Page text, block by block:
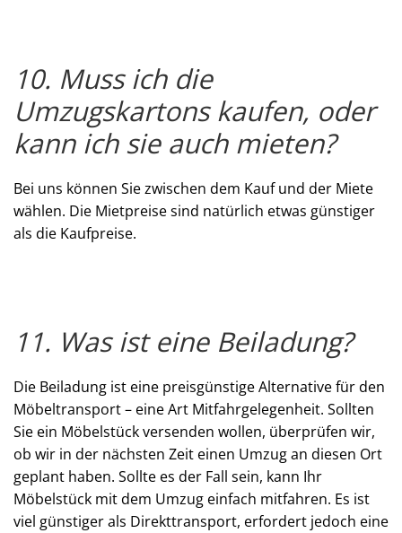
10. Muss ich die
Umzugskartons kaufen, oder
kann ich sie auch mieten?
Bei uns können Sie zwischen dem Kauf und der Miete
wählen. Die Mietpreise sind natürlich etwas günstiger
als die Kaufpreise.
11. Was ist eine Beiladung?
Die Beiladung ist eine preisgünstige Alternative für den
Möbeltransport – eine Art Mitfahrgelegenheit. Sollten
Sie ein Möbelstück versenden wollen, überprüfen wir,
ob wir in der nächsten Zeit einen Umzug an diesen Ort
geplant haben. Sollte es der Fall sein, kann Ihr
Möbelstück mit dem Umzug einfach mitfahren. Es ist
viel günstiger als Direkttransport, erfordert jedoch eine